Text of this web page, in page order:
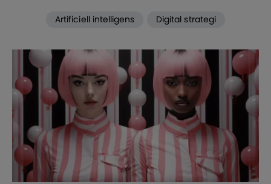
Artificiell intelligens Digital strategi